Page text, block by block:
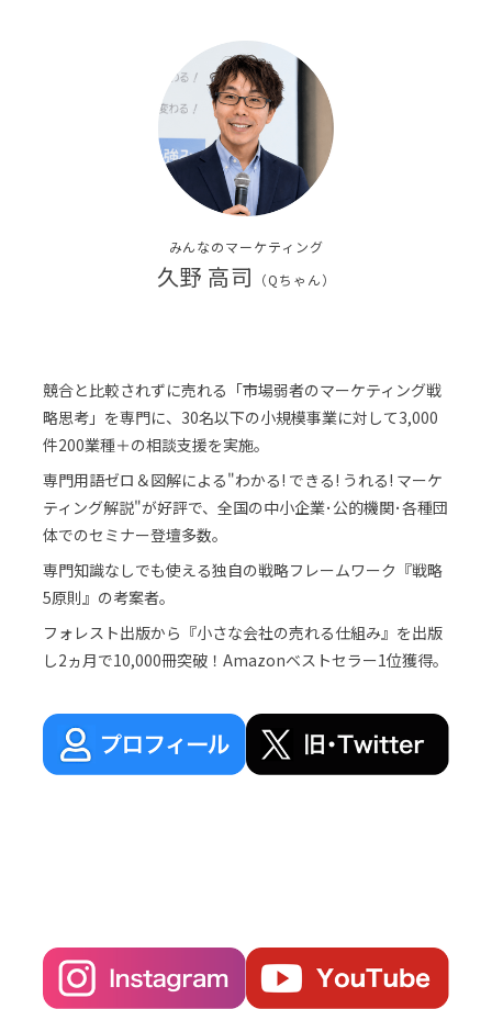
みんなのマーケティング
久野 高司 （Qちゃん）
競合と比較されずに売れる「市場弱者のマーケティング戦
略思考」を専門に、30名以下の小規模事業に対して3,000
件200業種＋の相談支援を実施。
専門用語ゼロ＆図解による"わかる! できる! うれる! マーケ
ティング解説"が好評で、全国の中小企業･公的機関･各種団
体でのセミナー登壇多数。
専門知識なしでも使える独自の戦略フレームワーク『戦略
5原則』の考案者。
フォレスト出版から『小さな会社の売れる仕組み』を出版
し2ヵ月で10,000冊突破！Amazonベストセラー1位獲得。